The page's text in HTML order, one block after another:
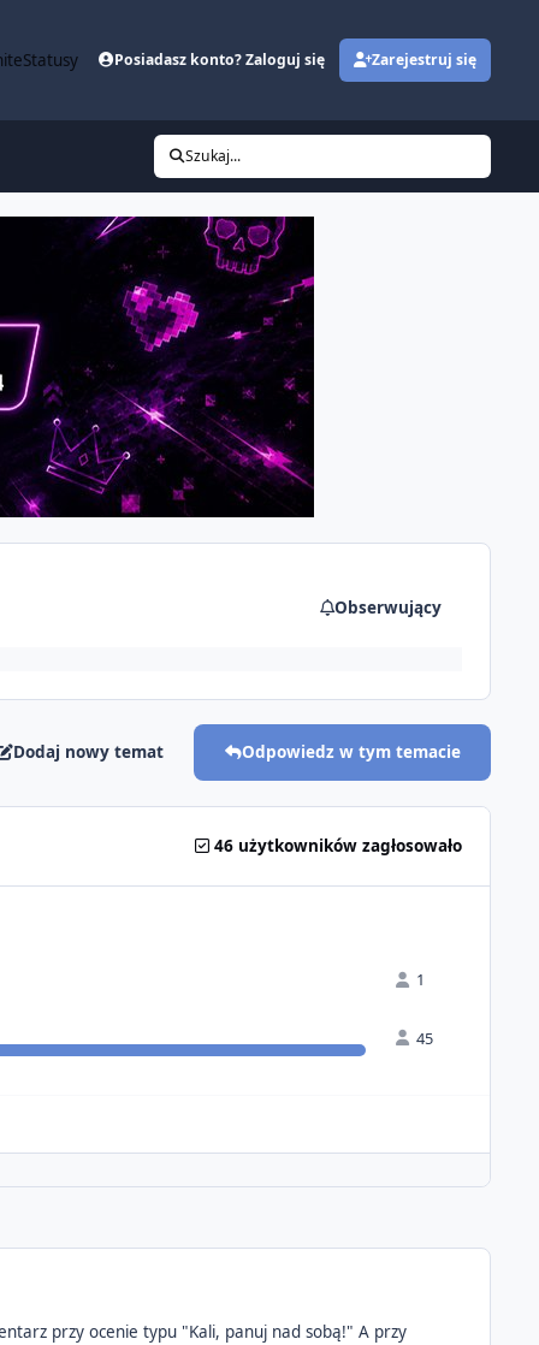
Statusy Posiadasz konto? Zaloguj się Zarejestruj się
Szukaj...
Obserwujący
Dodaj nowy temat Odpowiedz w tym temacie
46 użytkowników zagłosowało
1
45
przy ocenie typu "Kali, panuj nad sobą!" A przy